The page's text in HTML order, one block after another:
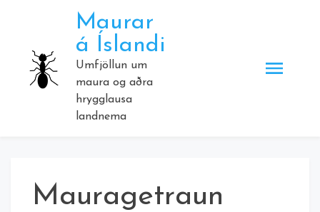
Maurar
á Íslandi
Umfjöllun um
maura og aðra
hrygglausa
landnema
Mauragetraun